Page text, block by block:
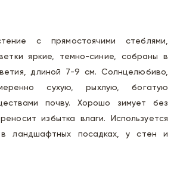
с прямостоячими стеблями,
яркие, темно-синие, собраны в
длиной 7-9 см. Солнцелюбиво,
сухую, рыхлую, богатую
почву. Хорошо зимует без
избытка влаги. Используется
в ландшафтных посадках, у стен и